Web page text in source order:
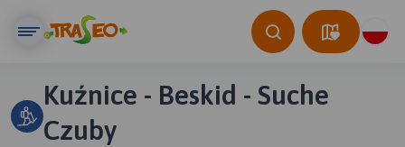
Kuźnice - Beskid - Suche
Czuby